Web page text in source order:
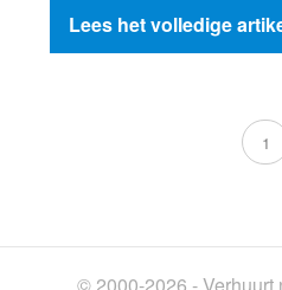
Lees het volledige
1